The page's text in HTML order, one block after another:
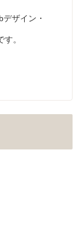
ザイン・
。